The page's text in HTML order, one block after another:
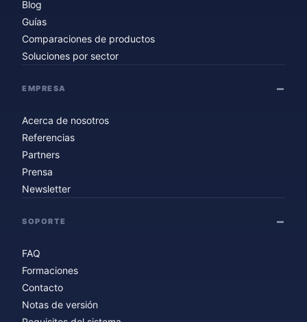
Blog
Guías
Comparaciones de productos
Soluciones por sector
EMPRESA
Acerca de nosotros
Referencias
Partners
Prensa
Newsletter
SOPORTE
FAQ
Formaciones
Contacto
Notas de versión